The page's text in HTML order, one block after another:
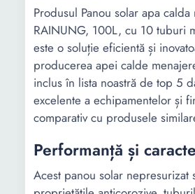
Produsul Panou solar apa
RAINUNG, 100L, cu 10 tuburi
este o soluție eficientă și
producerea apei calde
inclus în lista noastră de top 5
excelente a echipamentelor și
comparativ cu produsele
Performanță și
Acest panou solar nepresurizat